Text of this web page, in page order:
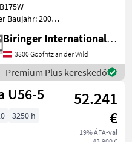
Baujahr: 2003
ca.8130 Kg
CE
Biringer International GmbH
3800 Göpfritz an der Wild
Premium Plus kereskedő
U56-5
52.241
€
19% ÁFA-val
3250 h